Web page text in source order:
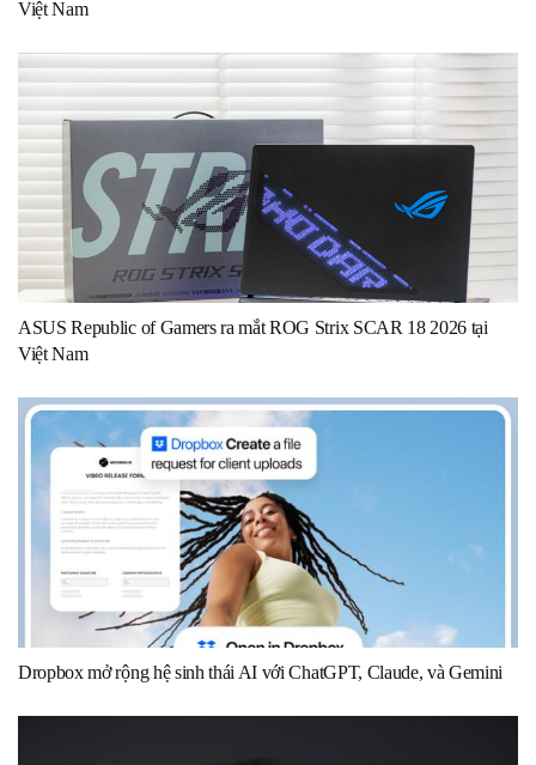
Việt Nam
ASUS Republic of Gamers ra mắt ROG Strix SCAR 18 2026 tại
Việt Nam
Dropbox mở rộng hệ sinh thái AI với ChatGPT, Claude, và Gemini